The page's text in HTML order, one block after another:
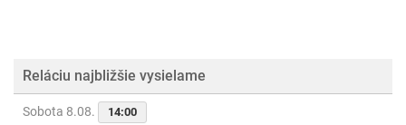
Reláciu najbližšie vysielame
Sobota 8.08. 14:00